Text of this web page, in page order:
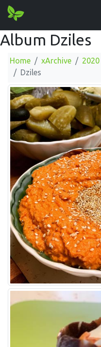
Album Dziles
Home xArchive 2020
Dziles